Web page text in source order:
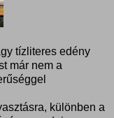
tízliteres edény
már nem a
különben a